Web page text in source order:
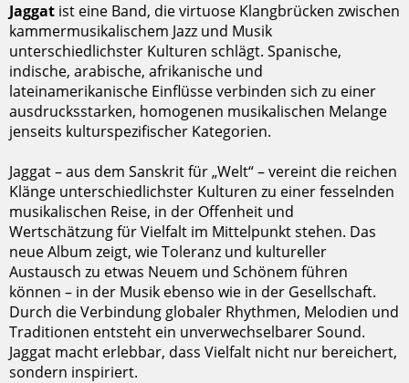
Jaggat ist eine Band, die virtuose Klangbrücken zwischen
kammermusikalischem Jazz und Musik
unterschiedlichster Kulturen schlägt. Spanische,
indische, arabische, afrikanische und
lateinamerikanische Einflüsse verbinden sich zu einer
ausdrucksstarken, homogenen musikalischen Melange
jenseits kulturspezifischer Kategorien.
Jaggat – aus dem Sanskrit für „Welt“ – vereint die reichen
Klänge unterschiedlichster Kulturen zu einer fesselnden
musikalischen Reise, in der Offenheit und
Wertschätzung für Vielfalt im Mittelpunkt stehen. Das
neue Album zeigt, wie Toleranz und kultureller
Austausch zu etwas Neuem und Schönem führen
können – in der Musik ebenso wie in der Gesellschaft.
Durch die Verbindung globaler Rhythmen, Melodien und
Traditionen entsteht ein unverwechselbarer Sound.
Jaggat macht erlebbar, dass Vielfalt nicht nur bereichert,
sondern inspiriert.